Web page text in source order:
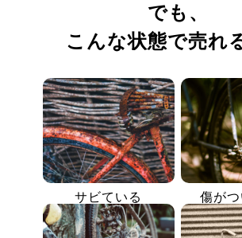
でも、
こんな状態で売れ
サビている 傷が